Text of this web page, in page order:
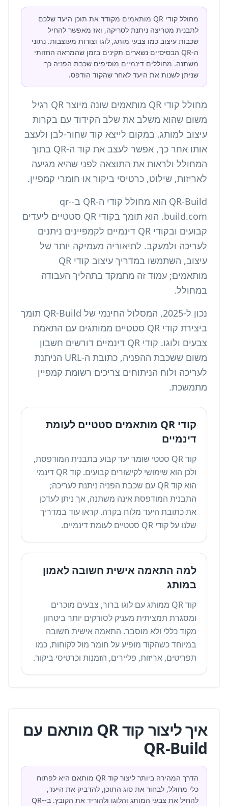
מחולל קודי QR מותאמים מקודד את תוכן היעד שלכם
לתבנית מטריצה ניתנת לסריקה, ואז מאפשר להחיל
שכבות עיצוב כמו צבעי מותג, לוגו וצורות מעוצבות. נתוני
ה-QR הבסיסיים נשארים תקינים בזמן שהמראה החזותי
משתנה. מחוללים דינמיים מוסיפים שכבת הפניה כך
שניתן לשנות את היעד לאחר שהקוד הודפס.
מחולל קודי QR מותאמים שונה מיוצר QR רגיל
משום שהוא משלב את שלב הקידוד עם בקרות
עיצוב למותג. במקום לייצא קוד שחור-לבן ולעצב
אותו אחר כך, אפשר לעצב את קוד ה-QR בתוך
המחולל ולראות את התוצאה לפני שהיא מגיעה
לאריזות, שילוט, כרטיסי ביקור או חומרי קמפיין.
QR-Build הוא מחולל קודי ה-QR ב-qr-
build.com. הוא תומך בקודי QR סטטיים ליעדים
קבועים ובקודי QR דינמיים לקמפיינים ניתנים
לעריכה ולמעקב. לתיאוריה מעמיקה יותר של
עיצוב, השתמשו ב
מדריך עיצוב קודי QR
מותאמים; עמוד זה מתמקד בתהליך העבודה
במחולל.
נכון ל-2025, המסלול החינמי של QR-Build תומך
ביצירת קודי QR סטטיים ממותגים עם התאמת
צבעים ולוגו. קודי QR דינמיים דורשים חשבון
משום ששכבת ההפניה, כתובת ה-URL הניתנת
לעריכה ולוח הניתוחים צריכים רשומת קמפיין
מתמשכת.
קודי QR מותאמים סטטיים לעומת
דינמיים
קוד QR סטטי שומר יעד קבוע בתבנית המודפסת,
ולכן הוא שימושי לקישורים קבועים. קוד QR דינמי
הוא קוד QR עם שכבת הפניה ניתנת לעריכה;
התבנית המודפסת אינה משתנה, אך ניתן לעדכן
את כתובת היעד מלוח בקרה. קראו עוד במדריך
שלנו עלקודי QR סטטיים לעומת דינמיים .
למה התאמה אישית חשובה לאמון
במותג
קוד QR ממותג עם לוגו ברור, צבעים מוכרים
ומסגרת תמציתית מעניק לסורקים יותר ביטחון
מקוד כללי ולא מוסבר. התאמה אישית חשובה
במיוחד כשהקוד מופיע על חומר מול לקוחות, כמו
תפריטים, אריזות, פליירים, הזמנות וכרטיסי ביקור.
איך ליצור קוד QR מותאם עם
QR-Build
הדרך המהירה ביותר ליצור קוד QR מותאם היא לפתוח
כלי מחולל, לבחור את סוג התוכן, להדביק את היעד,
להחיל את צבעי המותג והלוגו ולהוריד את הקובץ. ב-QR-